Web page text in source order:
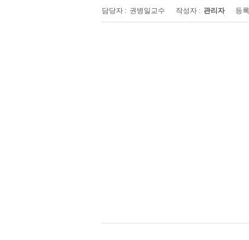
담당자 : 권병일교수 작성자 : 관리자 등